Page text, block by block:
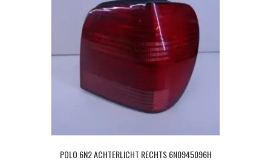
POLO 6N2 ACHTERLICHT RECHTS 6N0945096H